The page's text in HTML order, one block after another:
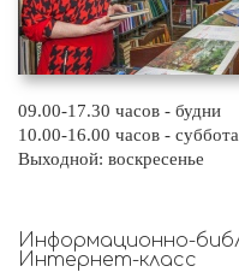
09.00-17.30 часов - будни
10.00-16.00 часов - суббота
Выходной: воскресенье
Информационно-
Интернет-класс